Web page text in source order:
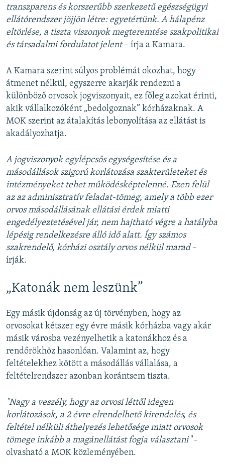
transzparens és korszerűbb szerkezetű egészségügyi
ellátórendszer jöjjön létre: egyetértünk. A hálapénz
eltörlése, a tiszta viszonyok megteremtése szakpolitikai
és társadalmi fordulatot jelent– írja a Kamara.
A Kamara szerint súlyos problémát okozhat, hogy
átmenet nélkül, egyszerre akarják rendezni a
különböző orvosok jogviszonyait, ez főleg azokat érinti,
akik vállalkozóként „bedolgoznak” kórházaknak. A
MOK szerint az átalakítás lebonyolítása az ellátást is
akadályozhatja.
A jogviszonyok egylépcsős egységesítése és a
másodállások szigorú korlátozása szakterületeket és
intézményeket tehet működésképtelenné. Ezen felül
az az adminisztratív feladat-tömeg, amely a több ezer
orvos másodállásának ellátási érdek miatti
engedélyeztetésével jár, nem hajtható végre a hatályba
lépésig rendelkezésre álló idő alatt. Így számos
szakrendelő, kórházi osztály orvos nélkül marad–
írják.
„Katonák nem leszünk”
Egy másik újdonság az új törvényben, hogy az
orvosokat kétszer egy évre másik kórházba vagy akár
másik városba vezényelhetik a katonákhoz és a
rendőrökhöz hasonlóan. Valamint az, hogy
feltételekhez kötött a másodállás vállalása, a
feltételrendszer azonban korántsem tiszta.
"Nagy a veszély, hogy az orvosi léttől idegen
korlátozások, a 2 évre elrendelhető kirendelés, és
feltétel nélküli áthelyezés lehetősége miatt orvosok
tömege inkább a magánellátást fogja választani"–
olvasható a MOK közleményében.